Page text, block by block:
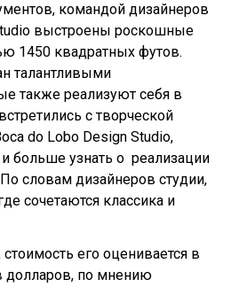
командой дизайнеров
выстроены роскошные
1450 квадратных футов.
талантливыми
также реализуют себя в
с творческой
do Lobo Design Studio,
больше узнать о реализации
словам дизайнеров студии,
сочетаются классика и
его оценивается в
долларов, по мнению